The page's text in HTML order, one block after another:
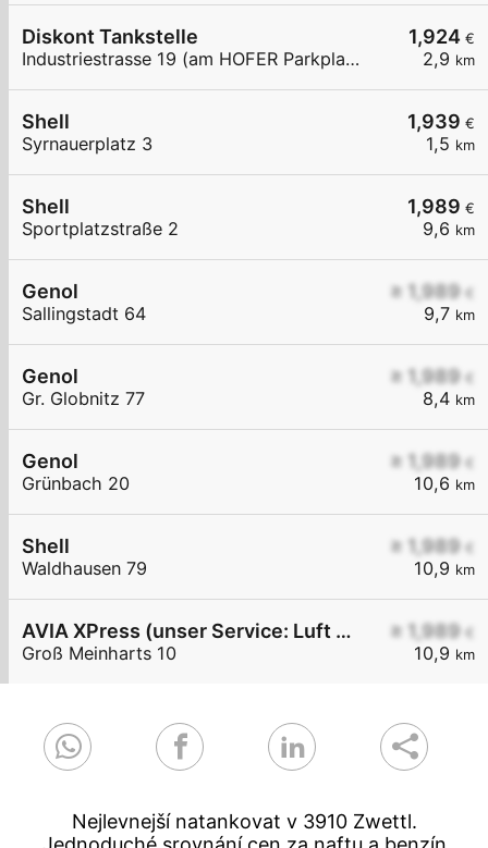
1,924 €
2,9 km
Diskont Tankstelle
Industriestrasse 19 (am HOFER Parkplatz)
1,939 €
1,5 km
Shell
Syrnauerplatz 3
1,989 €
9,6 km
Shell
Sportplatzstraße 2
≥ 1,989 €
9,7 km
Genol
Sallingstadt 64
≥ 1,989 €
8,4 km
Genol
Gr. Globnitz 77
≥ 1,989 €
10,6 km
Genol
Grünbach 20
≥ 1,989 €
10,9 km
Shell
Waldhausen 79
≥ 1,989 €
10,9 km
AVIA XPress (unser Service: Luft und Wasser)
Groß Meinharts 10
Nejlevnejší natankovat v 3910 Zwettl.